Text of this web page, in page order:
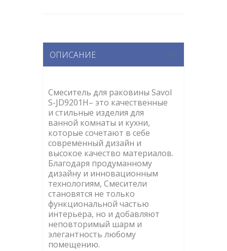
ОПИСАНИЕ
Смеситель для раковины Savol
S-JD9201H– это качественные
и стильные изделия для
ванной комнаты и кухни,
которые сочетают в себе
современный дизайн и
высокое качество материалов.
Благодаря продуманному
дизайну и инновационным
технологиям, Смесители
становятся не только
функциональной частью
интерьера, но и добавляют
неповторимый шарм и
элегантность любому
помещению.